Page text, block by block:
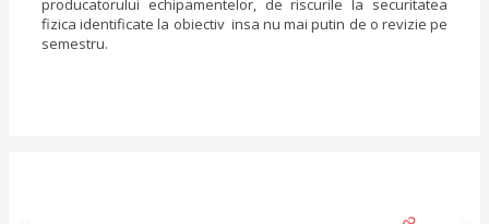
producatorului echipamentelor, de riscurile la securitatea
fizica identificate la obiectiv insa nu mai putin de o revizie pe
semestru.